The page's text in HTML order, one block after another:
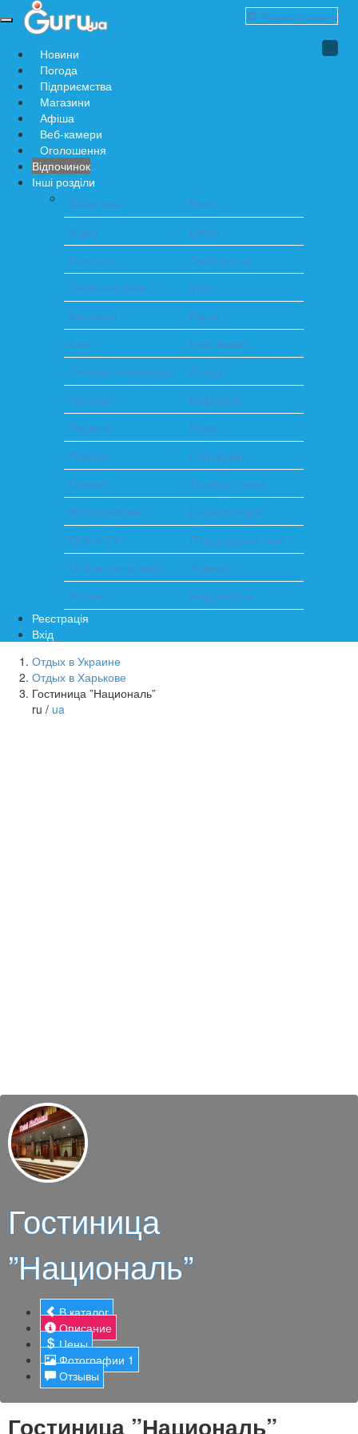
Навигация
сайту
Новини
Погода
Підприємства
Магазини
Афіша
Веб-камери
Оголошення
Відпочинок
Інші розділи
Бібліотека
Блоги
Відео
Влоги
Гороскоп
Знайомства
Значення імен
Ігри
Картинки
Карти
Кіно
Курс валют
Онлайн перекладач
Пошук
Пріколи
Реферати
Рецепти
Радіо
Робота
Панорами
Сонник
Телепрограма
Фотоальбоми
Енциклопедія
Online TV
Літературний клуб
Online трансляція
Журнал
Форум
Нерухомість
Реєстрація
Вхід
Отдых в Украине
Отдых в Харькове
Гостиница ”Националь”
ru / ua
Гостиница
”Националь”
Редактировать
В каталог
Описание
Цены
Фотографии 1
Отзывы
Гостиница ”Националь”